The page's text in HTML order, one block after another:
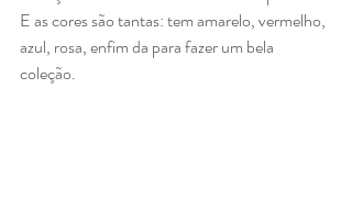
E as cores são tantas: tem amarelo, vermelho,
azul, rosa, enfim da para fazer um bela
coleção.